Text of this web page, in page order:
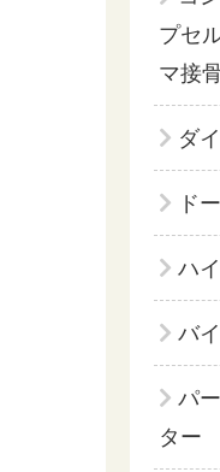
プセ
マ接
ダ
ド
ハ
バ
パ
ター